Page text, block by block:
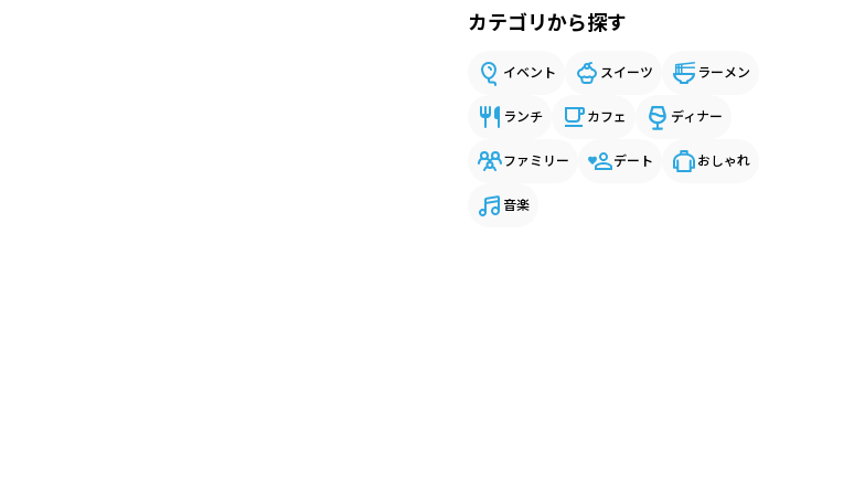
カテゴリから探す
イベント スイーツ ラーメン
ランチ カフェ ディナー
ファミリー デート おしゃれ
音楽